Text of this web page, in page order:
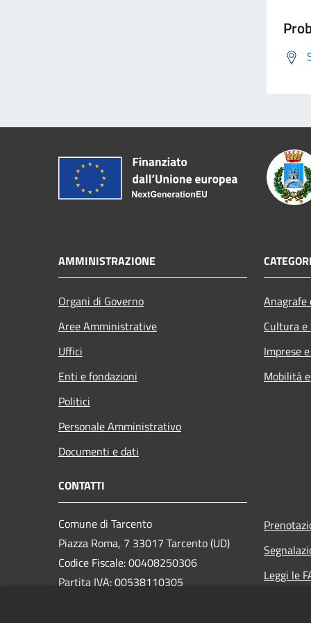
AMMINISTRAZIONE
Organi di Governo
Aree Amministrative
Uffici
Enti e fondazioni
Politici
Personale Amministrativo
Documenti e dati
Cultura
Imprese
Mobilità
CONTATTI
Comune di Tarcento
Piazza Roma, 7 33017 Tarcento (UD)
Codice Fiscale: 00408250306
Partita IVA: 00538110305
Leggi le